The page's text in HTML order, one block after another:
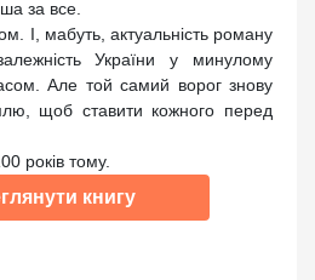
за все.
І, мабуть, актуальність роману
України у минулому
Але той самий ворог знову
щоб ставити кожного перед
років тому.
книгу